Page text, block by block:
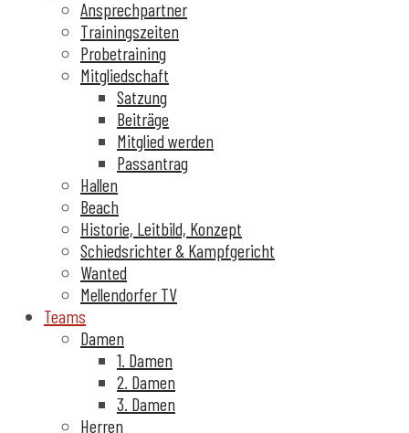
Ansprechpartner
Trainingszeiten
Probetraining
Mitgliedschaft
Satzung
Beiträge
Mitglied werden
Passantrag
Hallen
Beach
Historie, Leitbild, Konzept
Schiedsrichter & Kampfgericht
Wanted
Mellendorfer TV
Teams
Damen
1. Damen
2. Damen
3. Damen
Herren